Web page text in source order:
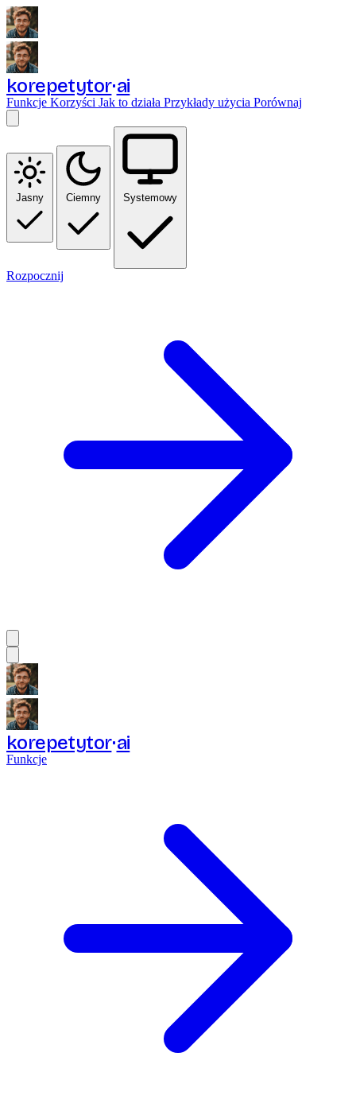
korepetytor ai
Funkcje Korzyści Jak to działa Przykłady użycia Porównaj
Jasny Ciemny Systemowy
Rozpocznij
korepetytor ai
Funkcje